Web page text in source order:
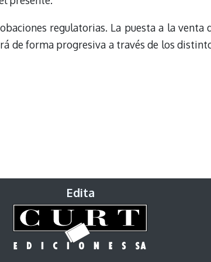
regulatorias. La puesta a la venta
de forma progresiva a través de los
Edita